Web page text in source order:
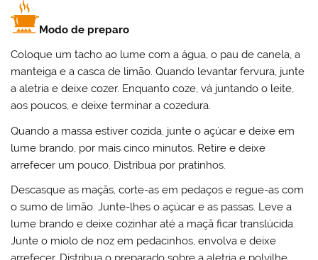
Modo de preparo
Coloque um tacho ao lume com a água, o pau de canela, a
manteiga e a casca de limão. Quando levantar fervura, junte
a aletria e deixe cozer. Enquanto coze, vá juntando o leite,
aos poucos, e deixe terminar a cozedura.
Quando a massa estiver cozida, junte o açúcar e deixe em
lume brando, por mais cinco minutos. Retire e deixe
arrefecer um pouco. Distribua por pratinhos.
Descasque as maçãs, corte-as em pedaços e regue-as com
o sumo de limão. Junte-lhes o açúcar e as passas. Leve a
lume brando e deixe cozinhar até a maçã ficar translúcida.
Junte o miolo de noz em pedacinhos, envolva e deixe